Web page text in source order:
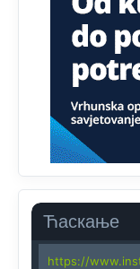
Ћаскање
zahtjeva
Анонимно2818605
Ovo pravilo
su u pitanju
drhtavom rukom
Анонимно2819033
Yes,nekada je
coravi biraci.
Анонимно2819162
https://